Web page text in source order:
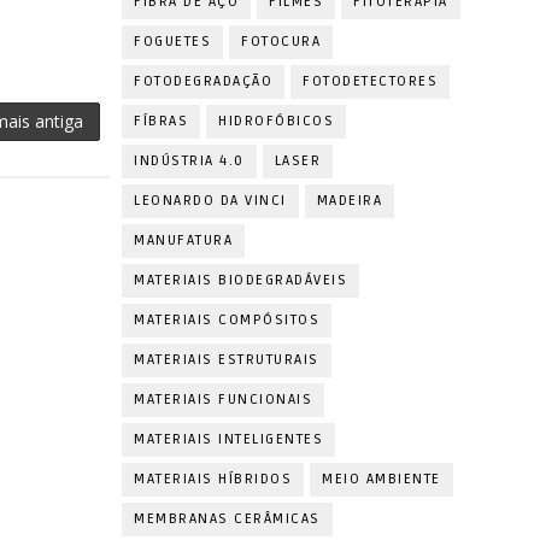
antiga
FOGUETES FOTOCURA
FOTODEGRADAÇÃO FOTODETECTORES
FÍBRAS HIDROFÓBICOS
INDÚSTRIA 4.0 LASER
LEONARDO DA VINCI MADEIRA
MANUFATURA
MATERIAIS BIODEGRADÁVEIS
MATERIAIS COMPÓSITOS
MATERIAIS ESTRUTURAIS
MATERIAIS FUNCIONAIS
MATERIAIS INTELIGENTES
MATERIAIS HÍBRIDOS MEIO AMBIENTE
MEMBRANAS CERÂMICAS